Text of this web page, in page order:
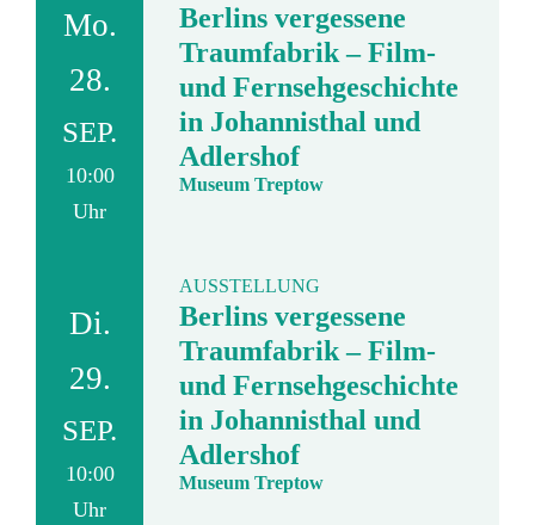
Mo.
28.
SEP.
10:00
Uhr
Berlins vergessene
Traumfabrik – Film-
und Fernsehgeschichte
in Johannisthal und
Adlershof
Museum Treptow
Di.
29.
SEP.
10:00
Uhr
AUSSTELLUNG
Berlins vergessene
Traumfabrik – Film-
und Fernsehgeschichte
in Johannisthal und
Adlershof
Museum Treptow